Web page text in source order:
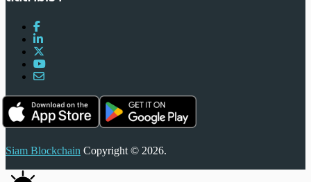
Siam Blockchain Copyright © 2026.